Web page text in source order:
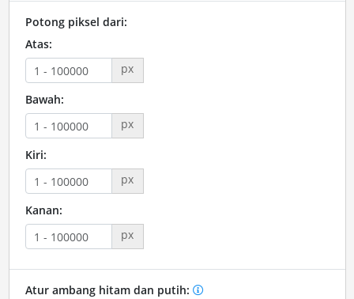
Potong piksel dari:
Atas:
px
Bawah:
px
Kiri:
px
Kanan:
px
Atur ambang hitam dan putih: